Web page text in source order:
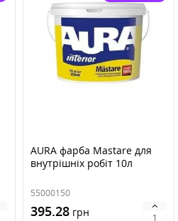
AURA фарба Mastare для
внутрішніх робіт 10л
55000150
395.28 грн